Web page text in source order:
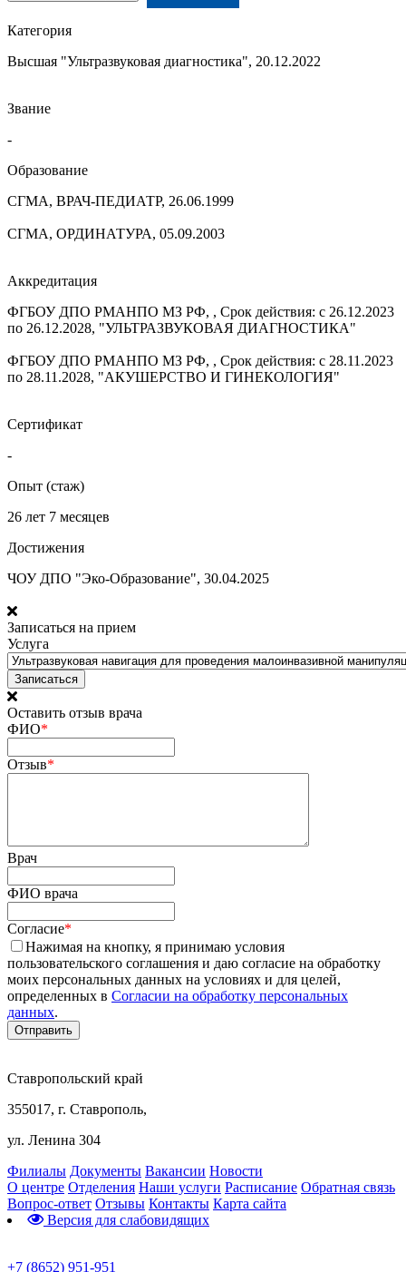
Категория
Высшая "Ультразвуковая диагностика", 20.12.2022
Звание
-
Образование
СГМА, ВРАЧ-ПЕДИАТР, 26.06.1999
СГМА, ОРДИНАТУРА, 05.09.2003
Аккредитация
ФГБОУ ДПО РМАНПО МЗ РФ, , Срок действия: с 26.12.2023
по 26.12.2028, "УЛЬТРАЗВУКОВАЯ ДИАГНОСТИКА"
ФГБОУ ДПО РМАНПО МЗ РФ, , Срок действия: с 28.11.2023
по 28.11.2028, "АКУШЕРСТВО И ГИНЕКОЛОГИЯ"
Сертификат
-
Опыт (стаж)
26 лет 7 месяцев
Достижения
ЧОУ ДПО "Эко-Образование", 30.04.2025
Записаться на прием
Услуга
Оставить отзыв врача
ФИО*
Отзыв*
Врач
ФИО врача
Согласие*
Нажимая на кнопку, я принимаю условия
пользовательского соглашения и даю согласие на обработку
моих персональных данных на условиях и для целей,
определенных в Согласии на обработку персональных
данных.
Ставропольский край
355017, г. Ставрополь,
ул. Ленина 304
Филиалы Документы Вакансии Новости
О центре Отделения Наши услуги Расписание Обратная связь
Вопрос-ответ Отзывы Контакты Карта сайта
Версия для слабовидящих
+7 (8652) 951-951